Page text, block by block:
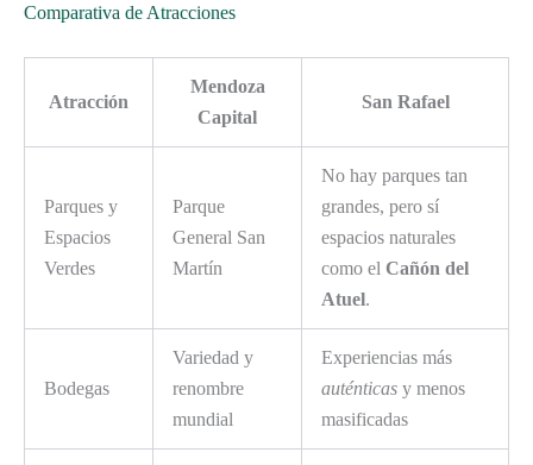
Comparativa de Atracciones
Atracción
Mendoza
Capital
San Rafael
Parques y
Espacios
Verdes
Parque
General San
Martín
No hay parques tan
grandes, pero sí
espacios naturales
como el Cañón del
Atuel.
Bodegas
Variedad y
renombre
mundial
Experiencias más
auténticas y menos
masificadas